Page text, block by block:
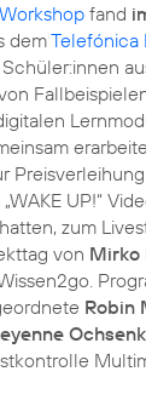
fand
demTelefónica
UP!“
zum
von Mirko
Robin